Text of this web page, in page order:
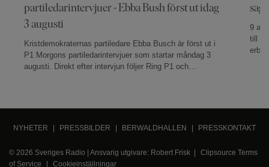
partiledarintervjuer - Ebba Bush först ut idag
3 augusti
Kristdemokraternas partiledare Ebba Busch är först ut i
P1 Morgons partiledarintervjuer som startar måndag 3
augusti. Direkt efter intervjun följer Ring P1 och
följa resultaträkningen och få de senaste analyserna i
Valvakna i P1 Morgon.
9 av
till
NYHETER PRESSBILDER BERWALDHALLEN PRESSKONTAKT
© 2026 Sveriges Radio | Ansvarig utgivare: Robert Frisk |
Clipsource Terms
of Service
Cookieinställningar